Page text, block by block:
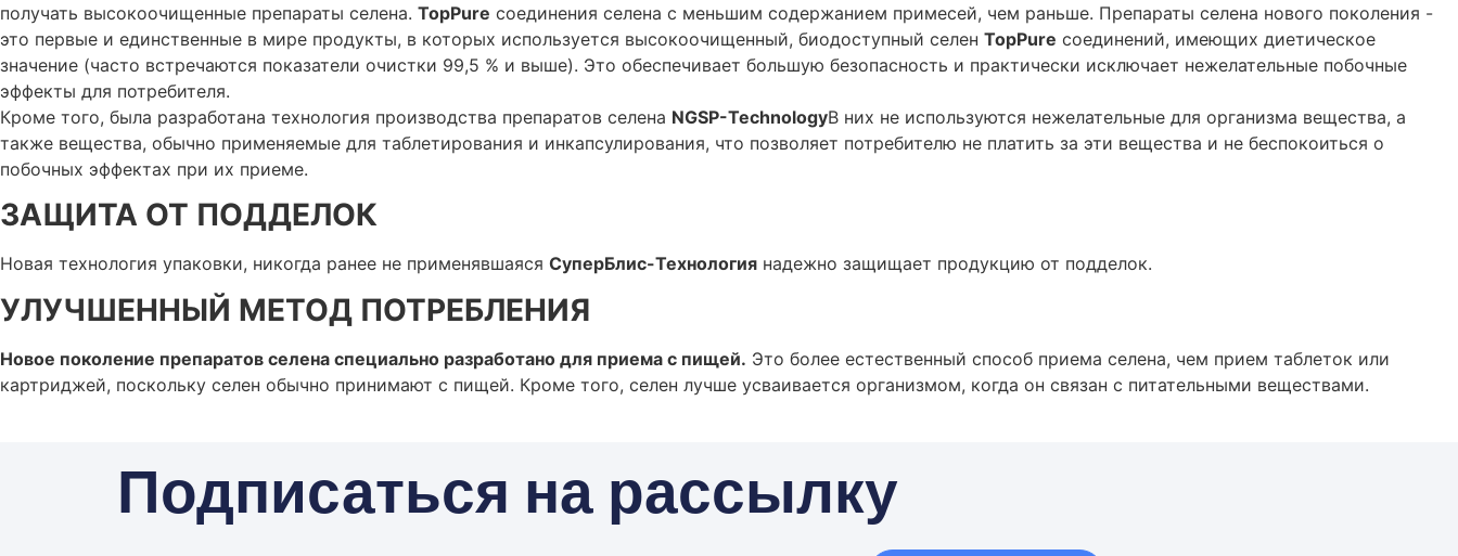
получать высокоочищенные препараты селена. TopPure соединения селена с меньшим содержанием примесей, чем раньше. Препараты селена нового поколения -
это первые и единственные в мире продукты, в которых используется высокоочищенный, биодоступный селен TopPure соединений, имеющих диетическое
значение (часто встречаются показатели очистки 99,5 % и выше). Это обеспечивает большую безопасность и практически исключает нежелательные побочные
эффекты для потребителя.
Кроме того, была разработана технология производства препаратов селена NGSP-TechnologyВ них не используются нежелательные для организма вещества, а
также вещества, обычно применяемые для таблетирования и инкапсулирования, что позволяет потребителю не платить за эти вещества и не беспокоиться о
побочных эффектах при их приеме.
ЗАЩИТА ОТ ПОДДЕЛОК
Новая технология упаковки, никогда ранее не применявшаяся СуперБлис-Технология надежно защищает продукцию от подделок.
УЛУЧШЕННЫЙ МЕТОД ПОТРЕБЛЕНИЯ
Новое поколение препаратов селена специально разработано для приема с пищей. Это более естественный способ приема селена, чем прием таблеток или
картриджей, поскольку селен обычно принимают с пищей. Кроме того, селен лучше усваивается организмом, когда он связан с питательными веществами.
Подписаться на рассылку